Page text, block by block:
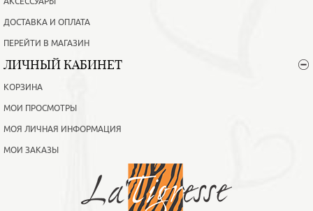
ДОСТАВКА И ОПЛАТА
ПЕРЕЙТИ В МАГАЗИН
ЛИЧНЫЙ КАБИНЕТ
КОРЗИНА
МОИ ПРОСМОТРЫ
МОЯ ЛИЧНАЯ ИНФОРМАЦИЯ
МОИ ЗАКАЗЫ